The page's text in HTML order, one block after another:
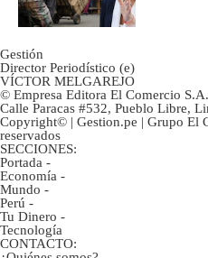
Gestión
Director Periodístico (e)
VÍCTOR MELGAREJO
© Empresa Editora El Comercio S.A.
Calle Paracas #532, Pueblo Libre,
Copyright© | Gestion.pe | Grupo El
reservados
SECCIONES:
Portada -
Economía -
Mundo -
Perú -
Tu Dinero -
Tecnología
CONTACTO: